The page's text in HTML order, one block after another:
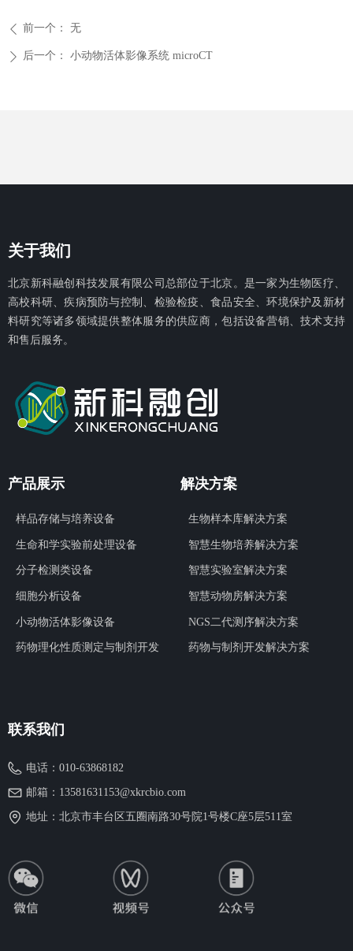
ꄴ 前一个： 无
ꄲ 后一个： 小动物活体影像系统 microCT
关于我们
北京新科融创科技发展有限公司总部位于北京。是一家为生物医疗、
高校科研、疾病预防与控制、检验检疫、食品安全、环境保护及新材
料研究等诸多领域提供整体服务的供应商，包括设备营销、技术支持
和售后服务。
联系我们
电话： 010-63868182
邮箱： 13581631153@xkrcbio.com
地址： 北京市丰台区五圈南路30号院1号楼C座5层511室
产品展示
样品存储与培养设备
生命和学实验前处理设备
分子检测类设备
细胞分析设备
小动物活体影像设备
药物理化性质测定与制剂开发
解决方案
生物样本库解决方案
智慧生物培养解决方案
智慧实验室解决方案
智慧动物房解决方案
NGS二代测序解决方案
药物与制剂开发解决方案